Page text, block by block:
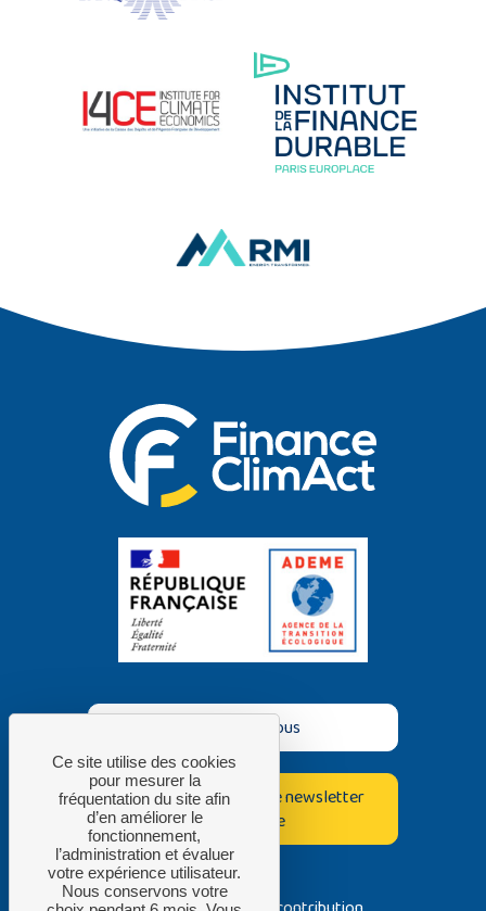
Contactez-nous
Inscrivez-vous à notre newsletter
bimestrielle
Ce site utilise des cookies
pour mesurer la
fréquentation du site afin
d’en améliorer le
fonctionnement,
l’administration et évaluer
votre expérience utilisateur.
Nous conservons votre